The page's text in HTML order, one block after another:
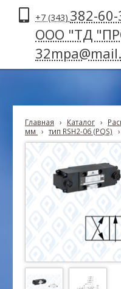
+7 (343) 382-
ООО "ТД
Главная › Каталог ›
мм
› тип RSH2-06 (PQS) ›